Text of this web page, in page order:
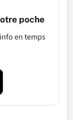
poche
en temps